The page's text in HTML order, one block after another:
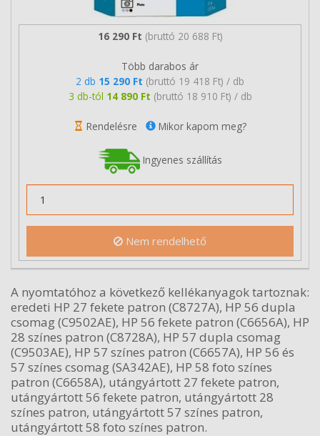
16 290 Ft (bruttó 20 688 Ft)
Több darabos ár
2 db 15 290 Ft (bruttó 19 418 Ft) / db
3 db-tól 14 890 Ft (bruttó 18 910 Ft) / db
Rendelésre Mikor kapom meg?
Ingyenes szállítás
Nem rendelhető
A nyomtatóhoz a következő kellékanyagok tartoznak:
eredeti HP 27 fekete patron (C8727A), HP 56 dupla
csomag (C9502AE), HP 56 fekete patron (C6656A), HP
28 színes patron (C8728A), HP 57 dupla csomag
(C9503AE), HP 57 színes patron (C6657A), HP 56 és
57 színes csomag (SA342AE), HP 58 foto színes
patron (C6658A), utángyártott 27 fekete patron,
utángyártott 56 fekete patron, utángyártott 28
színes patron, utángyártott 57 színes patron,
utángyártott 58 foto színes patron.